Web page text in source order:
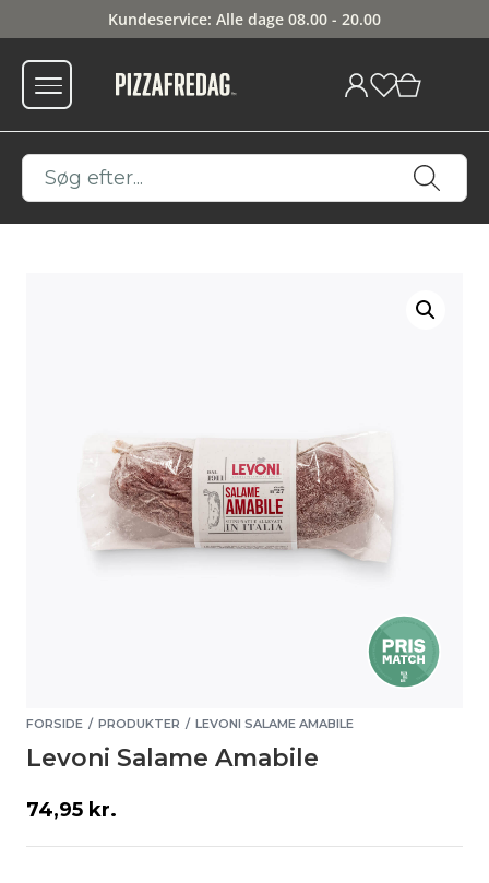
Kundeservice: Alle dage 08.00 - 20.00
FORSIDE / PRODUKTER / LEVONI SALAME AMABILE
Levoni Salame Amabile
74,95 kr.